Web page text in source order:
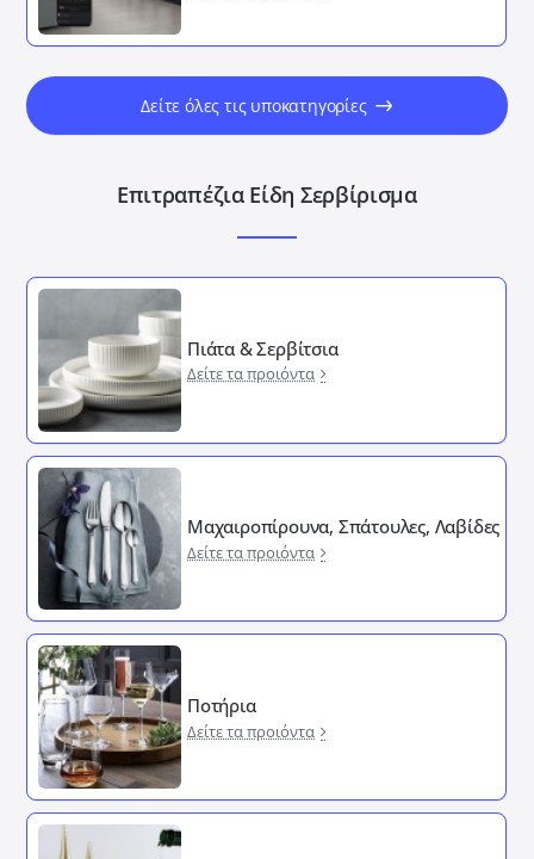
Δείτε όλες τις υποκατηγορίες
Επιτραπέζια Είδη Σερβίρισμα
Πιάτα & Σερβίτσια
Δείτε τα προιόντα
Μαχαιροπίρουνα, Σπάτουλες, Λαβίδες
Δείτε τα προιόντα
Ποτήρια
Δείτε τα προιόντα